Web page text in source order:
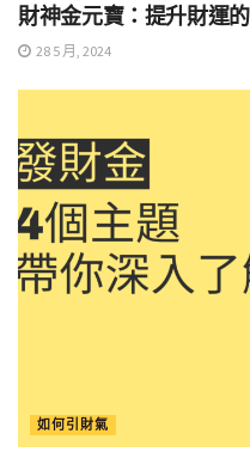
財神金元寶：提升財運
28 5 月, 2024
如何引財氣